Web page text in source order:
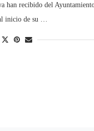
han recibido del
inicio de su …